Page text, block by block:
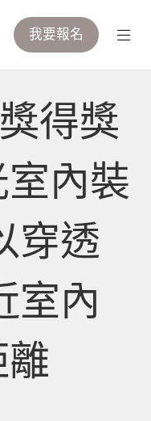
我要報名
得獎
內裝
穿透
室內